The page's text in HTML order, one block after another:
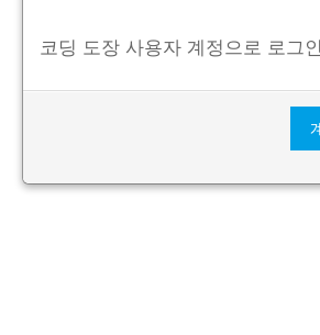
코딩 도장 사용자 계정으로 로그